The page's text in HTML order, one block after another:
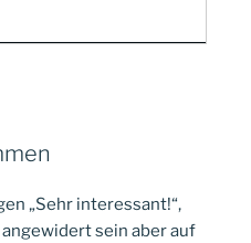
„Sehr interessant!“,
sein aber auf